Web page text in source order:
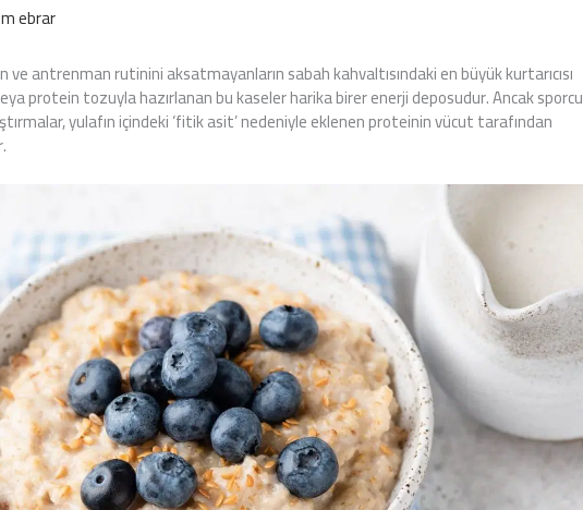
ebrar
antrenman rutinini aksatmayanların sabah kahvaltısındaki en büyük kurtarıcısı
protein tozuyla hazırlanan bu kaseler harika birer enerji deposudur. Ancak sporcu
yulafın içindeki ‘fitik asit’ nedeniyle eklenen proteinin vücut tarafından